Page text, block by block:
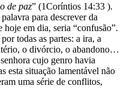
de paz” (1Coríntios 14:33 ).
para descrever da
em dia, seria “confusão”.
todas as partes: a ira, a
o divórcio, o abandono…
cujo genro havia
esta situação lamentável não
uma série de conflitos,